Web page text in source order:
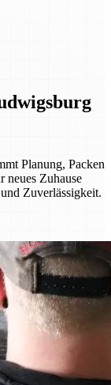
Planung, Packen
neues Zuhause
Zuverlässigkeit.